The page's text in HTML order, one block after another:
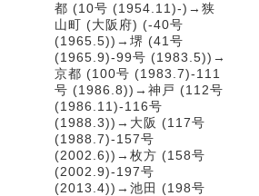
都 (10号 (1954.11)-)→狭
山町 (大阪府) (-40号
(1965.5))→堺 (41号
(1965.9)-99号 (1983.5))→
京都 (100号 (1983.7)-111
号 (1986.8))→神戸 (112号
(1986.11)-116号
(1988.3))→大阪 (117号
(1988.7)-157号
(2002.6))→枚方 (158号
(2002.9)-197号
(2013.4))→池田 (198号